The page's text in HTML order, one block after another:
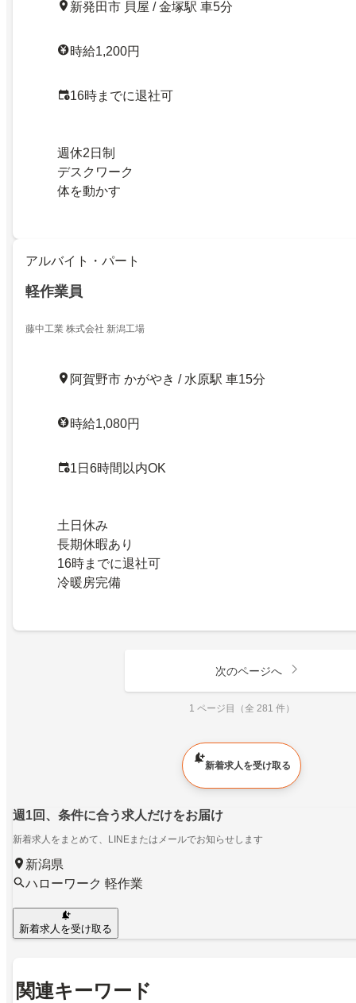
新発田市 貝屋 / 金塚駅 車5分
時給1,200円
16時までに退社可
週休2日制
デスクワーク
体を動かす
アルバイト・パート
軽作業員
藤中工業 株式会社 新潟工場
阿賀野市 かがやき / 水原駅 車15分
時給1,080円
1日6時間以内OK
土日休み
長期休暇あり
16時までに退社可
冷暖房完備
次のページへ
1 ページ目（全 281 件）
新着求人を受け取る
週1回、条件に合う求人だけをお届け
新着求人をまとめて、LINEまたはメールでお知らせします
新潟県
ハローワーク 軽作業
新着求人を受け取る
関連キーワード